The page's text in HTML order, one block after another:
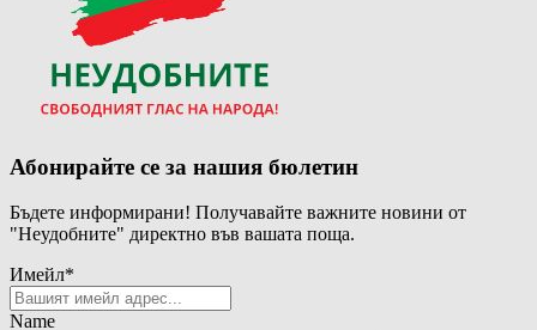
Абонирайте се за нашия бюлетин
Бъдете информирани! Получавайте важните новини от
"Неудобните" директно във вашата поща.
Имейл*
Name